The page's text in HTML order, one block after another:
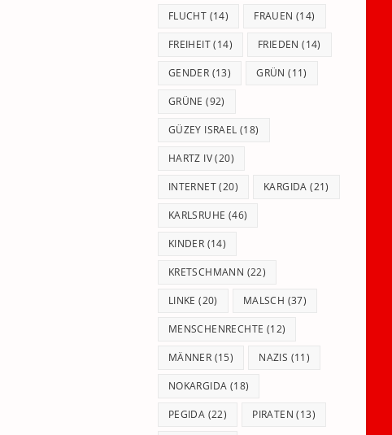
FLUCHT (14) FRAUEN (14)
FREIHEIT(14) FRIEDEN (14)
GENDER (13) GRÜN (11)
GRÜNE (92)
GÜZEY ISRAEL (18)
HARTZ IV(20)
INTERNET(20) KARGIDA (21)
KARLSRUHE (46)
KINDER (14)
KRETSCHMANN (22)
LINKE (20) MALSCH (37)
MENSCHENRECHTE (12)
MÄNNER (15) NAZIS (11)
NOKARGIDA (18)
PEGIDA (22) PIRATEN (13)